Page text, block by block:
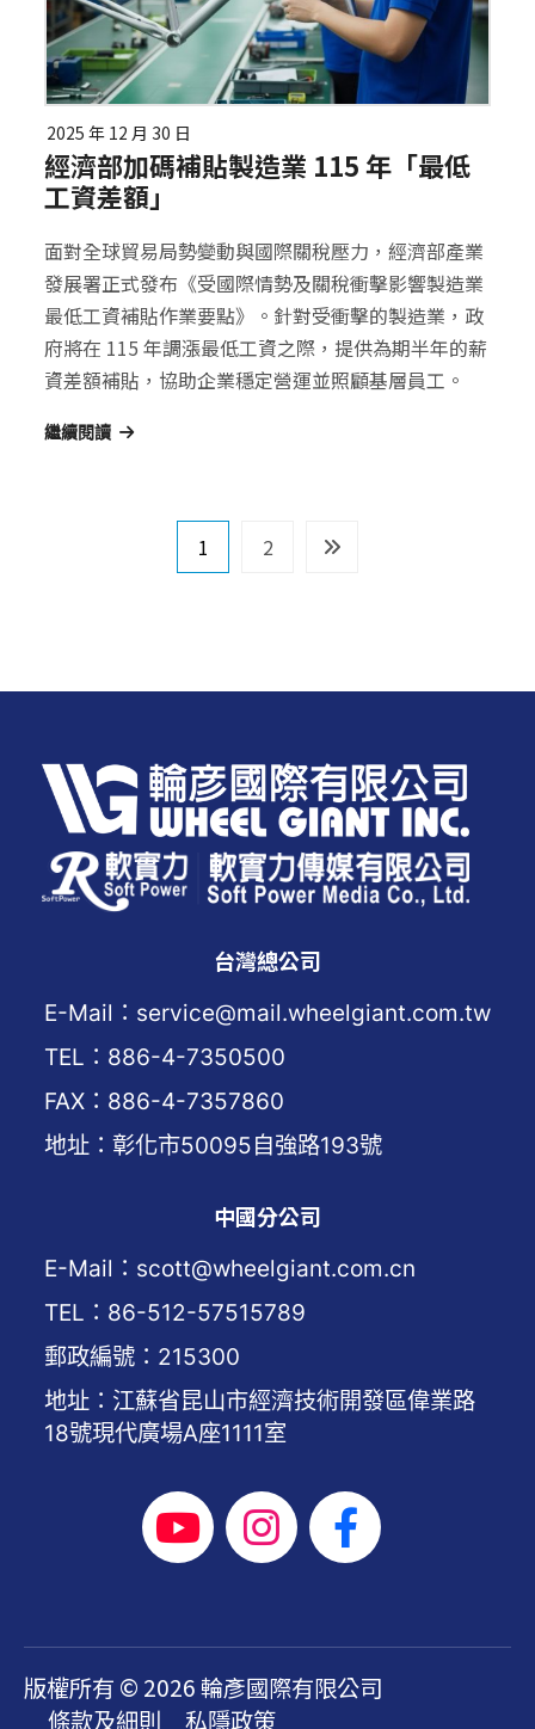
2025 年 12 月 30 日
經濟部加碼補貼製造業 115 年「最低
工資差額」
面對全球貿易局勢變動與國際關稅壓力，經濟部產業
發展署正式發布《受國際情勢及關稅衝擊影響製造業
最低工資補貼作業要點》。針對受衝擊的製造業，政
府將在 115 年調漲最低工資之際，提供為期半年的薪
資差額補貼，協助企業穩定營運並照顧基層員工。
繼續閱讀
1 2
台灣總公司
E-Mail：service@mail.wheelgiant.com.tw
TEL：886-4-7350500
FAX：886-4-7357860
地址：彰化市50095自強路193號
中國分公司
E-Mail：scott@wheelgiant.com.cn
TEL：86-512-57515789
郵政編號：215300
地址：江蘇省昆山市經濟技術開發區偉業路
18號現代廣場A座1111室
版權所有 © 2026 輪彥國際有限公司
條款及細則 私隱政策